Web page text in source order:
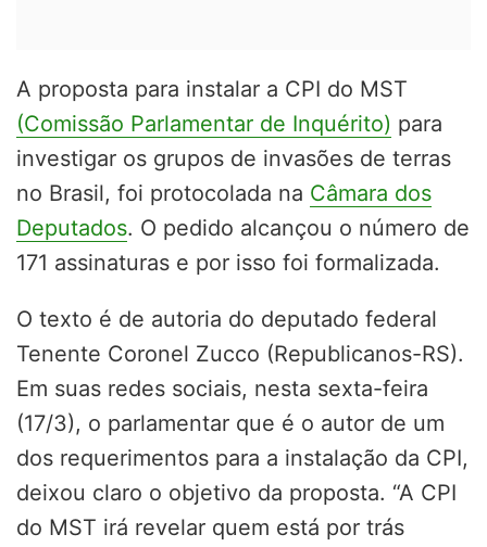
A proposta para instalar a CPI do MST
(Comissão Parlamentar de Inquérito) para
investigar os grupos de invasões de terras
no Brasil, foi protocolada na Câmara dos
Deputados. O pedido alcançou o número de
171 assinaturas e por isso foi formalizada.
O texto é de autoria do deputado federal
Tenente Coronel Zucco (Republicanos-RS).
Em suas redes sociais, nesta sexta-feira
(17/3), o parlamentar que é o autor de um
dos requerimentos para a instalação da CPI,
deixou claro o objetivo da proposta. “A CPI
do MST irá revelar quem está por trás